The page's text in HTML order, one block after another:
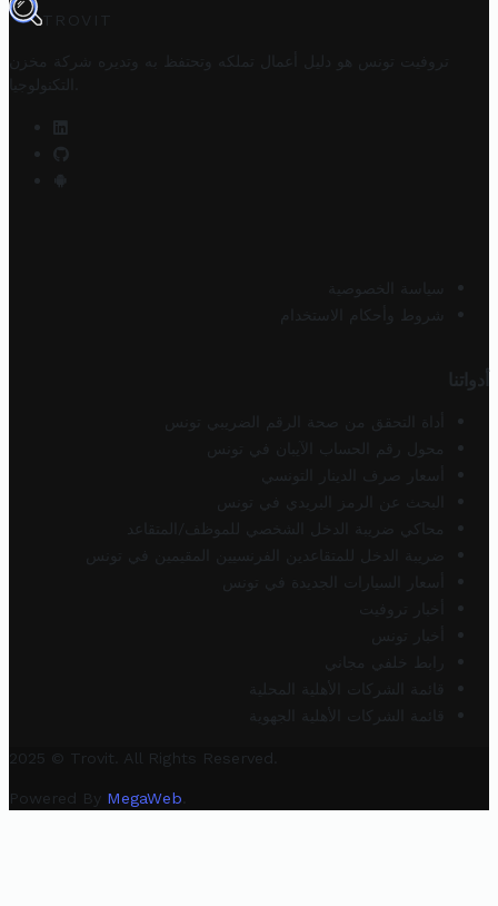
TROVIT
تروفيت تونس هو دليل أعمال تملكه وتحتفظ به وتديره
شركة مخزن
التكنولوجيا
سياسة الخصوصية
شروط وأحكام الاستخدام
أدواتنا
أداة التحقق من صحة الرقم الضريبي تونس
محول رقم الحساب الآيبان في تونس
أسعار صرف الدينار التونسي
البحث عن الرمز البريدي في تونس
محاكي ضريبة الدخل الشخصي للموظف/المتقاعد
ضريبة الدخل للمتقاعدين الفرنسيين المقيمين في تونس
أسعار السيارات الجديدة في تونس
أخبار تروفيت
أخبار تونس
رابط خلفي مجاني
قائمة الشركات الأهلية المحلية
قائمة الشركات الأهلية الجهوية
2025 © Trovit. All Rights Reserved.
Powered By MegaWeb